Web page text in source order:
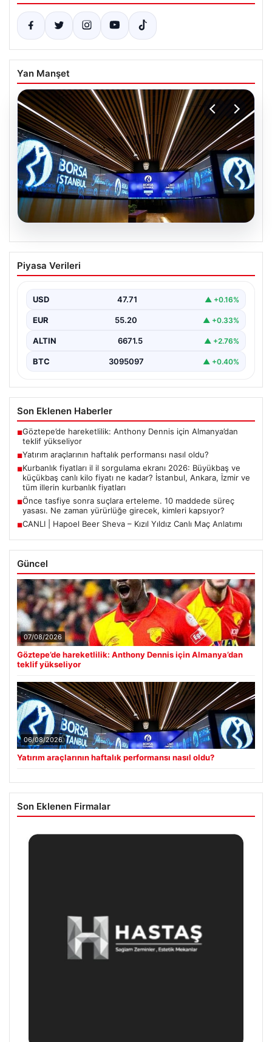
Yan Manşet
06.08.2026
Yatırım araçlarının haftalık performansı
nasıl oldu?
Piyasa Verileri
USD 47.71 ▲ +0.16%
EUR 55.20 ▲ +0.33%
ALTIN 6671.5 ▲ +2.76%
BTC 3095097 ▲ +0.40%
Son Eklenen Haberler
■Göztepe’de hareketlilik: Anthony Dennis için Almanya’dan
teklif yükseliyor
■Yatırım araçlarının haftalık performansı nasıl oldu?
■Kurbanlık fiyatları il il sorgulama ekranı 2026: Büyükbaş ve
küçükbaş canlı kilo fiyatı ne kadar? İstanbul, Ankara, İzmir ve
tüm illerin kurbanlık fiyatları
■Önce tasfiye sonra suçlara erteleme. 10 maddede süreç
yasası. Ne zaman yürürlüğe girecek, kimleri kapsıyor?
■CANLI | Hapoel Beer Sheva – Kızıl Yıldız Canlı Maç Anlatımı
Güncel
07/08/2026
Göztepe’de hareketlilik: Anthony Dennis için Almanya’dan
teklif yükseliyor
06/08/2026
Yatırım araçlarının haftalık performansı nasıl oldu?
Son Eklenen Firmalar